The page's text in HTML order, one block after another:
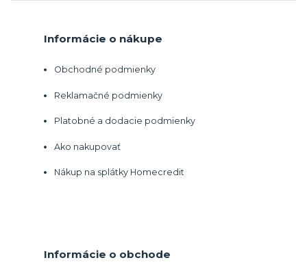
Informácie o nákupe
Obchodné podmienky
Reklamačné podmienky
Platobné a dodacie podmienky
Ako nakupovať
Nákup na splátky Homecredit
Informácie o obchode